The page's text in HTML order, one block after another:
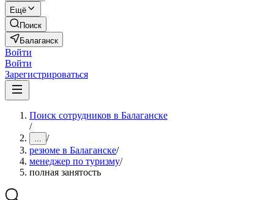
Ещё
Поиск
Балаганск
Войти
Войти
Зарегистрироваться
Поиск сотрудников в Балаганске
/
... /
резюме в Балаганске/
менеджер по туризму/
полная занятость